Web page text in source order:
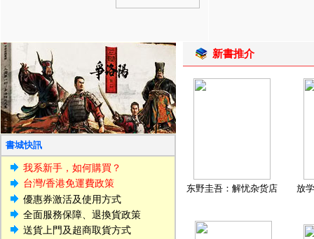
書城快訊
我系新手，如何購買？
台灣/香港免運費政策
優惠券激活及使用方式
全面服務保障、退換貨政策
送貨上門及超商取貨方式
新書推介
东野圭吾：解忧杂货店 放